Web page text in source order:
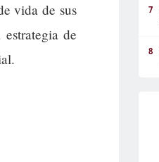
vida de sus
de
7
8